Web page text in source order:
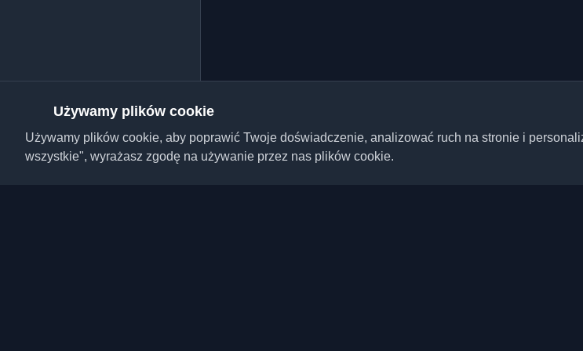
Używamy plików cookie
Używamy plików cookie, aby poprawić Twoje doświadczenie, analizować ruch na stronie i
wszystkie", wyrażasz zgodę na używanie przez nas plików cookie.